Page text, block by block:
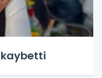
kaybetti